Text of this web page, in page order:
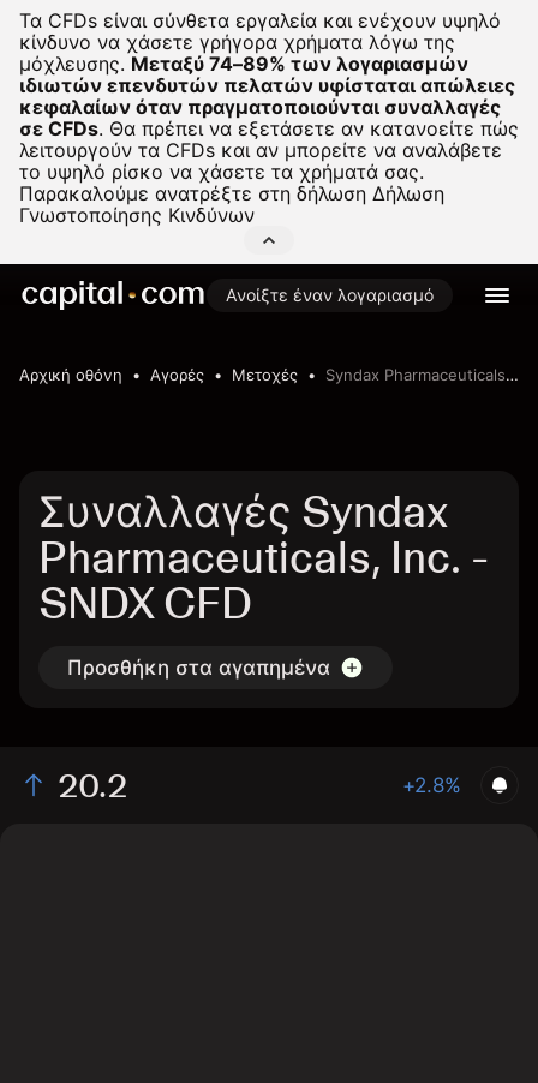
Τα CFDs είναι σύνθετα εργαλεία και ενέχουν υψηλό
κίνδυνο να χάσετε γρήγορα χρήματα λόγω της
μόχλευσης. Μεταξύ 74–89% των λογαριασμών
ιδιωτών επενδυτών πελατών υφίσταται απώλειες
κεφαλαίων όταν πραγματοποιούνται συναλλαγές
σε CFDs. Θα πρέπει να εξετάσετε αν κατανοείτε πώς
λειτουργούν τα CFDs και αν μπορείτε να αναλάβετε
το υψηλό ρίσκο να χάσετε τα χρήματά σας.
Παρακαλούμε ανατρέξτε στη δήλωση Δήλωση
Γνωστοποίησης Κινδύνων
Ανοίξτε έναν λογαριασμό
Αρχική οθόνη Αγορές Μετοχές Syndax Pharmaceuticals, Inc.
Συναλλαγές Syndax
Pharmaceuticals, Inc. -
SNDX CFD
Προσθήκη στα αγαπημένα
20.2 +2.8%